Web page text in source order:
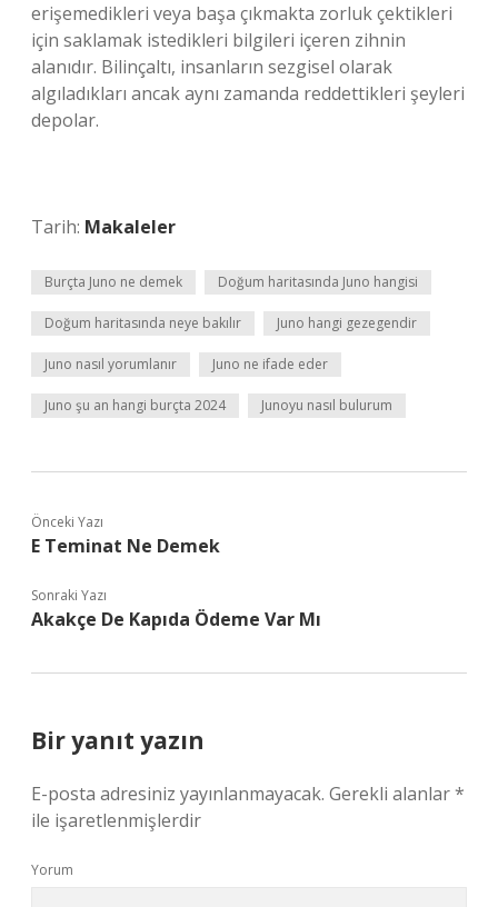
erişemedikleri veya başa çıkmakta zorluk çektikleri
için saklamak istedikleri bilgileri içeren zihnin
alanıdır. Bilinçaltı, insanların sezgisel olarak
algıladıkları ancak aynı zamanda reddettikleri şeyleri
depolar.
Tarih: Makaleler
Burçta Juno ne demek Doğum haritasında Juno hangisi
Doğum haritasında neye bakılır Juno hangi gezegendir
Juno nasıl yorumlanır Juno ne ifade eder
Juno şu an hangi burçta 2024 Junoyu nasıl bulurum
Önceki Yazı
E Teminat Ne Demek
Sonraki Yazı
Akakçe De Kapıda Ödeme Var Mı
Bir yanıt yazın
E-posta adresiniz yayınlanmayacak. Gerekli alanlar*
ile işaretlenmişlerdir
Yorum